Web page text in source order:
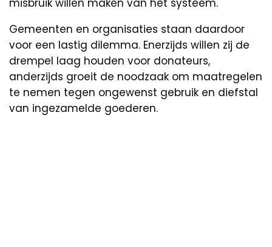
Gemeenten en organisaties staan daardoor
voor een lastig dilemma. Enerzijds willen zij de
drempel laag houden voor donateurs,
anderzijds groeit de noodzaak om maatregelen
te nemen tegen ongewenst gebruik en diefstal
van ingezamelde goederen.